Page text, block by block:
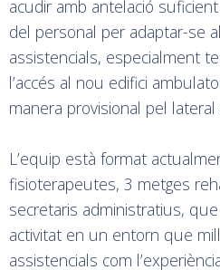
acudir amb antelació
del personal per adaptar-se
assistencials, especialment
l’accés al nou edifici
manera provisional pel lateral
L’equip està format
fisioterapeutes, 3 metges
secretaris administratius,
activitat en un entorn que
assistencials com